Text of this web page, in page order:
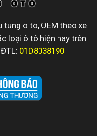
tùng ô tô, OEM theo xe
loại ô tô hiện nay trên
01D8038190